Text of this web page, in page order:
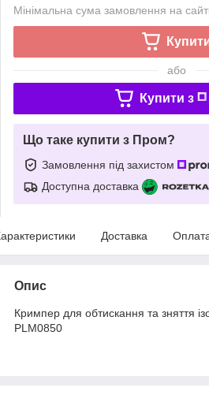
Мінімальна сума замовлення на
або
Купити з
Що таке купити з Пром?
Замовлення під захистом
Доступна доставка
Доставка
Опис
Кримпер для обтискання та зняття
PLM0850